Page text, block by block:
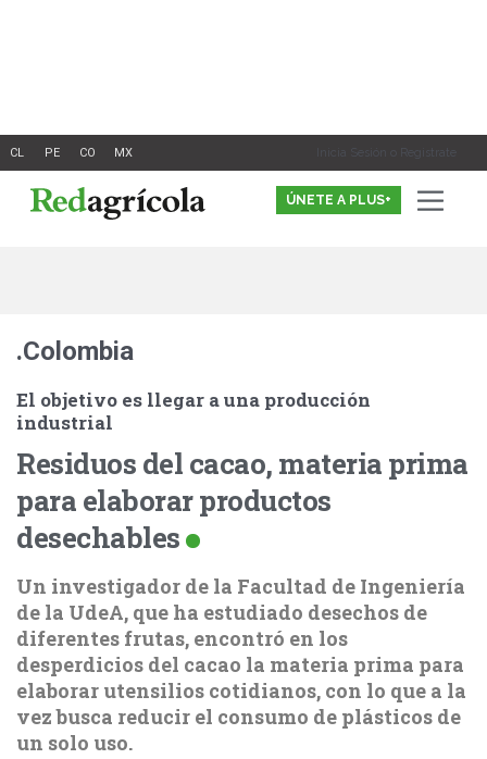
Inicia Sesión o Registrate
ÚNETE A PLUS+
.Colombia
El objetivo es llegar a una producción
industrial
Residuos del cacao, materia prima
para elaborar productos
desechables
Un investigador de la Facultad de Ingeniería
de la UdeA, que ha estudiado desechos de
diferentes frutas, encontró en los
desperdicios del cacao la materia prima para
elaborar utensilios cotidianos, con lo que a la
vez busca reducir el consumo de plásticos de
un solo uso.